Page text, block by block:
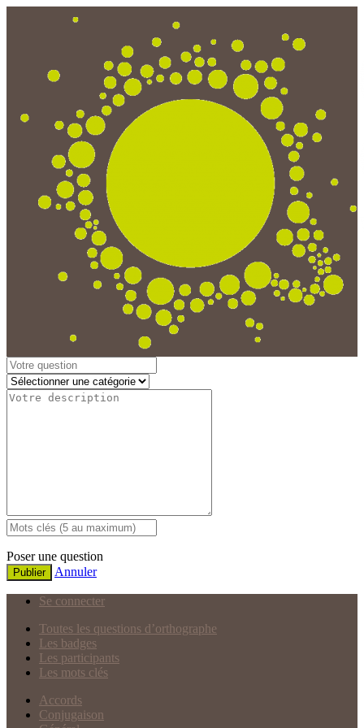
Poser une question
Publier Annuler
Se connecter
Toutes les questions d’orthographe
Les badges
Les participants
Les mots clés
Accords
Conjugaison